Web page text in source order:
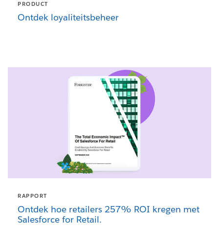
PRODUCT
Ontdek loyaliteitsbeheer
RAPPORT
Ontdek hoe retailers 257% ROI kregen met
Salesforce for Retail.